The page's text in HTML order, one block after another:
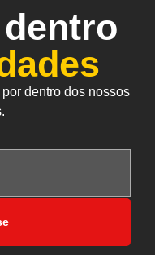
dentro dos nossos